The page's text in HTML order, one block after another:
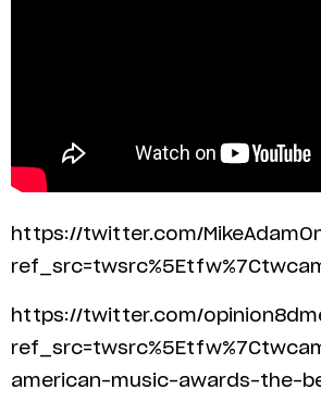
https://twitter.com/
https://twitter.com/
american-music-awards-the-